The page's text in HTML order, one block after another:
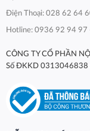
Điện Thoại: 028 62 64
Hotline: 0936 92 94
CÔNG TY CỔ PHẦN
Số ĐKKD 0313046838